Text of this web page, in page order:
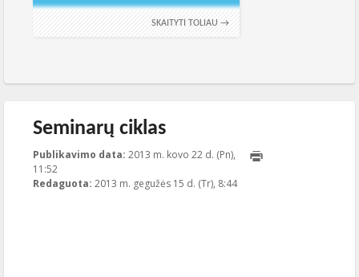
SKAITYTI TOLIAU →
Seminarų ciklas
Publikavimo data: 2013 m. kovo 22 d. (Pn),
11:52
Redaguota: 2013 m. gegužės 15 d. (Tr), 8:44